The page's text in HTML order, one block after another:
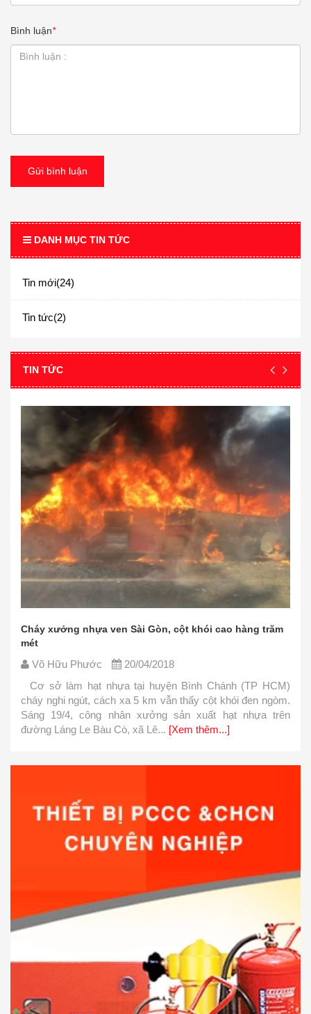
DANH MỤC TIN TỨC
Tin mới(24)
Tin tức(2)
TIN TỨC
Cháy xưởng nhựa ven Sài Gòn, cột khói cao hàng trăm
mét
Võ Hữu Phước
20/04/2018
Cơ sở làm hạt nhựa tại huyện Bình Chánh (TP HCM)
cháy nghi ngút, cách xa 5 km vẫn thấy cột khói đen ngòm.
Sáng 19/4, công nhân xưởng sản xuất hạt nhựa trên
đường Láng Le Bàu Cò, xã Lê... [Xem thêm...]
Bình luận*
Gửi bình luận